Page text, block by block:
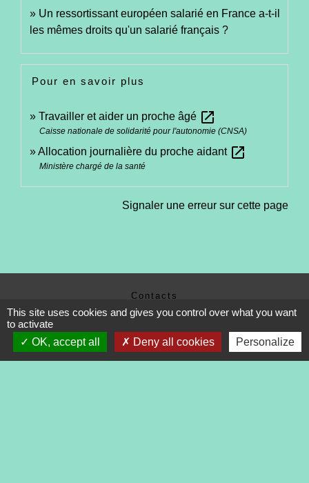
Un ressortissant européen salarié en France a-t-il
les mêmes droits qu'un salarié français ?
Pour en savoir plus
Travailler et aider un proche âgé open_in_new
Caisse nationale de solidarité pour l'autonomie (CNSA)
Allocation journalière du proche aidant open_in_new
Ministère chargé de la santé
Signaler une erreur sur cette page
Contacts
Commune de Tréveneuc
22410 Tréveneuc - FRANCE
+33 2 96 70 84 84
This site uses cookies and gives you control over what you want
to activate
OK, accept all
Deny all cookies Personalize